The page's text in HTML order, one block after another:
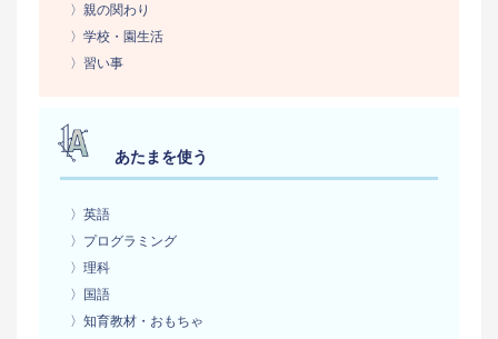
〉親の関わり
〉学校・園生活
〉習い事
あたまを使う
〉英語
〉プログラミング
〉理科
〉国語
〉知育教材・おもちゃ